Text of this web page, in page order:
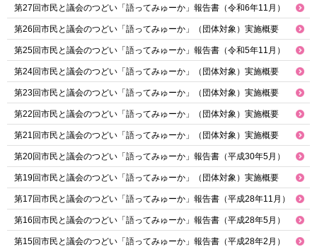
第27回市民と議会のつどい「語ってみゅーか」報告書（令和6年11月）
第26回市民と議会のつどい「語ってみゅーか」（団体対象）実施概要
第25回市民と議会のつどい「語ってみゅーか」報告書（令和5年11月）
第24回市民と議会のつどい「語ってみゅーか」（団体対象）実施概要
第23回市民と議会のつどい「語ってみゅーか」（団体対象）実施概要
第22回市民と議会のつどい「語ってみゅーか」（団体対象）実施概要
第21回市民と議会のつどい「語ってみゅーか」（団体対象）実施概要
第20回市民と議会のつどい「語ってみゅーか」報告書（平成30年5月）
第19回市民と議会のつどい「語ってみゅーか」（団体対象）実施概要
第17回市民と議会のつどい「語ってみゅーか」報告書（平成28年11月）
第16回市民と議会のつどい「語ってみゅーか」報告書（平成28年5月）
第15回市民と議会のつどい「語ってみゅーか」報告書（平成28年2月）